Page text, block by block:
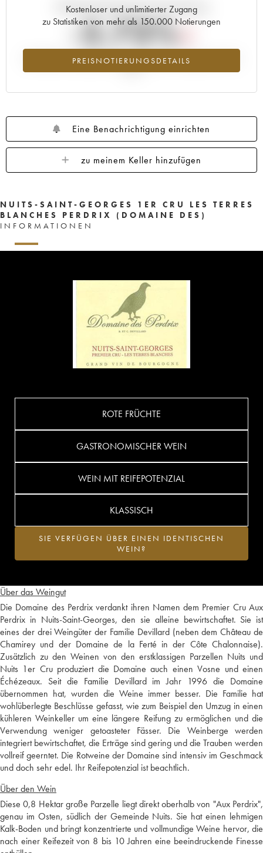
Kostenloser und unlimitierter Zugang
zu Statistiken von mehr als 150.000 Notierungen
PREISNOTIERUNGSDETAILS
Aktuelle Entwicklung der Preisnotierung
-2.73%
Preisabfall des Jahrgangs 1998 im Jahr 2026 im Vergleich zum Jahr
Eine Benachrichtigung einrichten
zu meinem Keller hinzufügen
NUITS-SAINT-GEORGES 1ER CRU LES TERRES
BLANCHES PERDRIX (DOMAINE DES)
INFORMATIONEN
Über das Weingut
Die Domaine des Perdrix verdankt ihren Namen dem Premier Cru Aux
Perdrix in Nuits-Saint-Georges, den sie alleine bewirtschaftet. Sie ist
eines der drei Weingüter der Familie Devillard (neben dem Château de
Chamirey und der Domaine de la Ferté in der Côte Chalonnaise).
Zusätzlich zu den Weinen von den erstklassigen Parzellen Nuits und
Nuits 1er Cru produziert die Domaine auch einen Vosne und einen
Échézeaux. Seit die Familie Devillard im Jahr 1996 die Domaine
übernommen hat, wurden die Weine immer besser. Die Familie hat
wohlüberlegte Beschlüsse gefasst, wie zum Beispiel den Umzug in einen
kühleren Weinkeller um eine längere Reifung zu ermöglichen und die
Verwendung weniger getoasteter Fässer. Die Weinberge werden
integriert bewirtschaftet, die Erträge sind gering und die Trauben werden
vollreif geerntet. Die Rotweine der Domaine sind intensiv im Geschmack
und doch sehr edel. Ihr Reifepotenzial ist beachtlich.
Über den Wein
Diese 0,8 Hektar große Parzelle liegt direkt oberhalb von "Aux Perdrix",
genau im Osten, südlich der Gemeinde Nuits. Sie hat einen lehmigen
Kalk-Boden und bringt konzentrierte und vollmundige Weine hervor, die
nach einer Reifezeit von 8 bis 10 Jahren eine beeindruckende Finesse
ROTE FRÜCHTE
GASTRONOMISCHER WEIN
WEIN MIT REIFEPOTENZIAL
KLASSISCH
SIE VERFÜGEN ÜBER EINEN IDENTISCHEN
WEIN?